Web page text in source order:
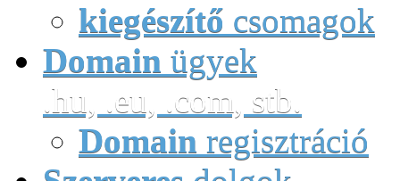
kiegészítő csomagok
Domain ügyek
.hu, .eu, .com, stb.
Domain regisztráció